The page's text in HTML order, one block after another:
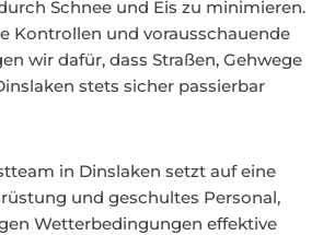
Schnee und Eis zu minimieren.
Kontrollen und vorausschauende
wir dafür, dass Straßen, Gehwege
stets sicher passierbar
in Dinslaken setzt auf eine
und geschultes Personal,
Wetterbedingungen effektive